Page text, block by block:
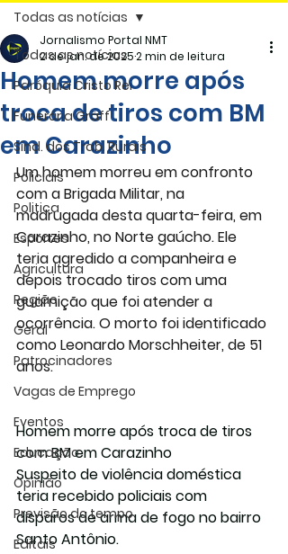
Todas as notícias
Paróquia Cristo Rei
Funerária Gräff
Sind. dos Trab. Rurais
Policiais
Politica
Esportes
Agricultura
Região
Geral
Patrocinadores
Vagas de Emprego
Eventos
Educação
Opinião
Previsão do tempo
Editais
Todas as notícias
Homem morre após
troca de tiros com BM
em Carazinho
Jornalismo Portal NMT
2 de jan. de 20252 min de leitura
Um homem morreu em confronto
com a Brigada Militar, na
madrugada desta quarta-feira, em
Carazinho, no Norte gaúcho. Ele
teria agredido a companheira e
depois trocado tiros com uma
guarnição que foi atender a
ocorrência. O morto foi identificado
como Leonardo Morschheiter, de 51
anos.
Homem morre após troca de tiros
com BM em Carazinho
Suspeito de violência doméstica
teria recebido policiais com
disparos de arma de fogo no bairro
Santo Antônio.